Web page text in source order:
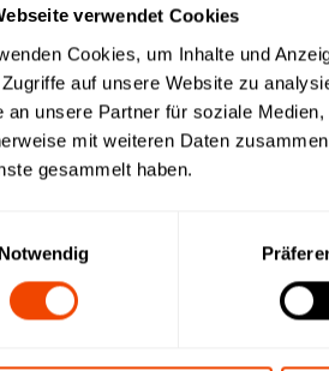
verwendet Cookies
Cookies, um Inhalte und
auf unsere Website zu
an unsere Partner für soziale
mit weiteren Daten
gesammelt haben.
Notwendig
4 Stoßecken,
im Shop kaufen